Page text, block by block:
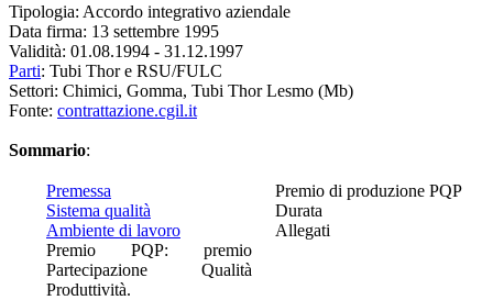
Tipologia: Accordo integrativo aziendale
Data firma: 13 settembre 1995
Validità: 01.08.1994 - 31.12.1997
Parti: Tubi Thor e RSU/FULC
Settori: Chimici, Gomma, Tubi Thor Lesmo (Mb)
Fonte: contrattazione.cgil.it
Sommario:
Premessa
Sistema qualità
Ambiente di lavoro
Premio PQP: premio
Partecipazione Qualità
Produttività.
Premio di produzione PQP
Durata
Allegati